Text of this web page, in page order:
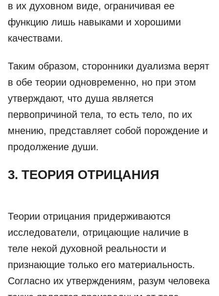
в их духовном виде, ограничивая ее
функцию лишь навыками и хорошими
качествами.
Таким образом, сторонники дуализма верят
в обе теории одновременно, но при этом
утверждают, что душа является
первопричиной тела, то есть тело, по их
мнению, представляет собой порождение и
продолжение души.
3. ТЕОРИЯ ОТРИЦАНИЯ
Теории отрицания придерживаются
исследователи, отрицающие наличие в
теле некой духовной реальности и
признающие только его материальность.
Согласно их утверждениям, разум человека